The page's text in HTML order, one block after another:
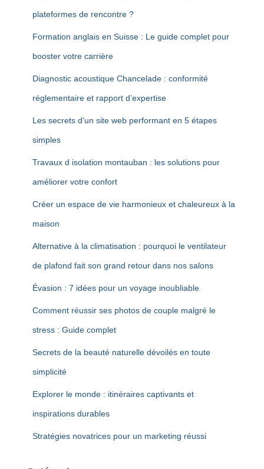
plateformes de rencontre ?
Formation anglais en Suisse : Le guide complet pour
booster votre carrière
Diagnostic acoustique Chancelade : conformité
réglementaire et rapport d’expertise
Les secrets d’un site web performant en 5 étapes
simples
Travaux d isolation montauban : les solutions pour
améliorer votre confort
Créer un espace de vie harmonieux et chaleureux à la
maison
Alternative à la climatisation : pourquoi le ventilateur
de plafond fait son grand retour dans nos salons
Évasion : 7 idées pour un voyage inoubliable
Comment réussir ses photos de couple malgré le
stress : Guide complet
Secrets de la beauté naturelle dévoilés en toute
simplicité
Explorer le monde : itinéraires captivants et
inspirations durables
Stratégies novatrices pour un marketing réussi